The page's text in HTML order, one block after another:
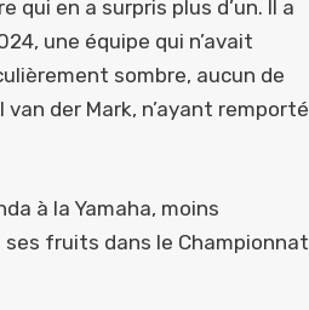
en a surpris plus d’un. Il a
une équipe qui n’avait
sombre, aucun de
der Mark, n’ayant remporté
à la Yamaha, moins
fruits dans le Championnat